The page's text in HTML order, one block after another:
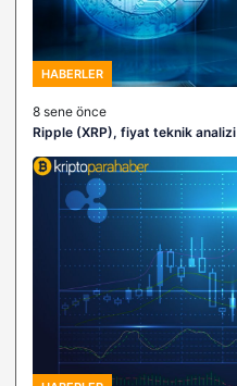
HABERLER
8 sene önce
Ripple (XRP), fiyat teknik analizi